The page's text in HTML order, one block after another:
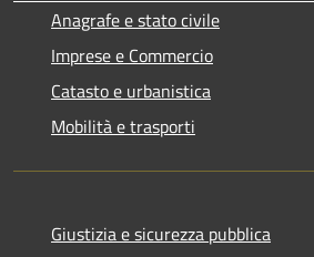
Anagrafe e stato civile
Imprese e Commercio
Catasto e urbanistica
Mobilità e trasporti
Giustizia e sicurezza pubblica